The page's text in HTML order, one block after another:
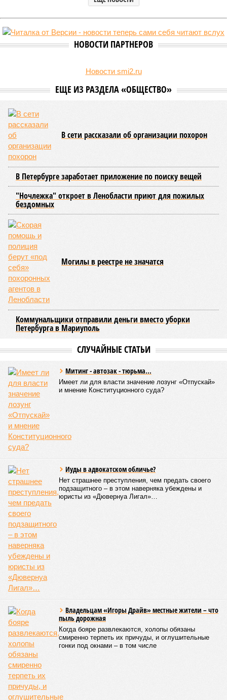
НОВОСТИ ПАРТНЕРОВ
Новости smi2.ru
ЕЩЕ ИЗ РАЗДЕЛА «ОБЩЕСТВО»
В сети рассказали об организации похорон
В Петербурге заработает приложение по поиску вещей
"Ночлежка" откроет в Ленобласти приют для пожилых
бездомных
Могилы в реестре не значатся
Коммунальщики отправили деньги вместо уборки
Петербурга в Мариуполь
СЛУЧАЙНЫЕ СТАТЬИ
Митинг - автозак - тюрьма...
Имеет ли для власти значение лозунг «Отпускай»
и мнение Конституционного суда?
Иуды в адвокатском обличье?
Нет страшнее преступления, чем предать своего
подзащитного – в этом наверняка убеждены и
юристы из «Дювернуа Лигал»…
Владельцам «Игоры Драйв» местные жители – что
пыль дорожная
Когда бояре развлекаются, холопы обязаны
смиренно терпеть их причуды, и оглушительные
гонки под окнами – в том числе